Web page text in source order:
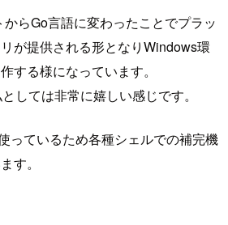
らGo言語に変わったことでプラッ
が提供される形となりWindows環
する様になっています。
しては非常に嬉しい感じです。
っているため各種シェルでの補完機
す。